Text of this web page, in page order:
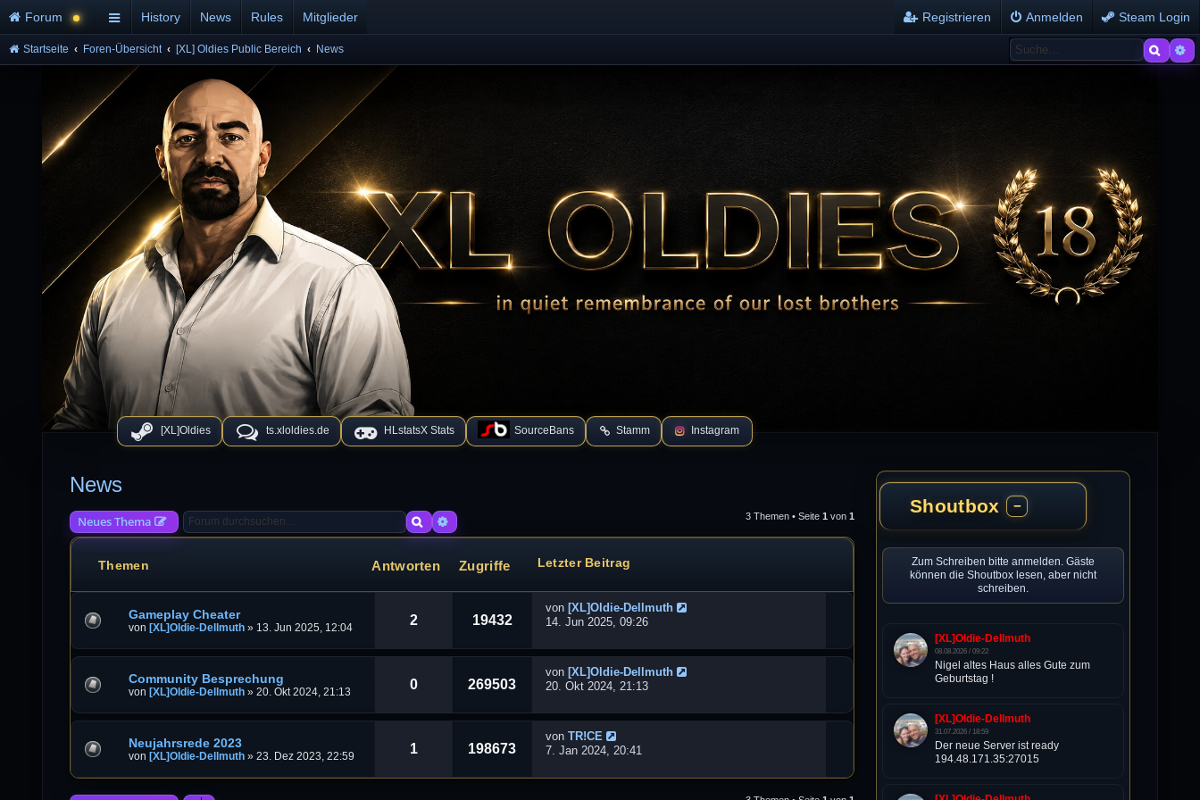
[XL]Oldies ts.xloldies.de HLstatsX Stats SourceBans Stamm Instagram
Forum History News Rules Mitglieder Steam Login
Anmelden
Registrieren
Startseite Foren-Übersicht [XL] Oldies Public Bereich News Suche
News
Neues Thema SucheErweiterte Suche 3 Themen • Seite 1 von 1
Themen Antworten Zugriffe Letzter Beitrag
Gameplay Cheater
von[XL]Oldie-Dellmuth » 13. Jun 2025, 12:04 2 19432
von [XL]Oldie-Dellmuth
14. Jun 2025, 09:26
Community Besprechung
von[XL]Oldie-Dellmuth »20. Okt 2024, 21:13 0 269503
von [XL]Oldie-Dellmuth
20. Okt 2024, 21:13
Neujahrsrede 2023
von[XL]Oldie-Dellmuth »23. Dez 2023, 22:59 1 198673
von TR!CE
7. Jan 2024, 20:41
Shoutbox −
Zum Schreiben bitte anmelden. Gäste
können die Shoutbox lesen, aber nicht
schreiben.
[XL]Oldie-Dellmuth
08.08.2026 / 09:22
Nigel altes Haus alles Gute zum
Geburtstag !
[XL]Oldie-Dellmuth
31.07.2026 / 18:59
Der neue Server ist ready
194.48.171.35:27015